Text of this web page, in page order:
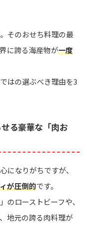
そのおせち料理の最
に誇る海産物が一度
はの選ぶべき理由を3
る豪華な「肉お
になりがちですが、
が圧倒的です。
のローストビーフや、
地元の誇る肉料理が